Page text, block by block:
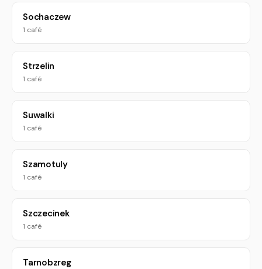
Sochaczew
1 café
Strzelin
1 café
Suwalki
1 café
Szamotuly
1 café
Szczecinek
1 café
Tarnobzreg